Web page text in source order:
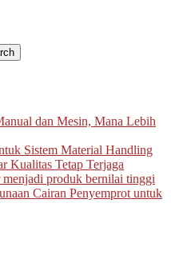
dan Mesin, Mana Lebih
Sistem Material Handling
Kualitas Tetap Terjaga
menjadi produk bernilai tinggi
Cairan Penyemprot untuk